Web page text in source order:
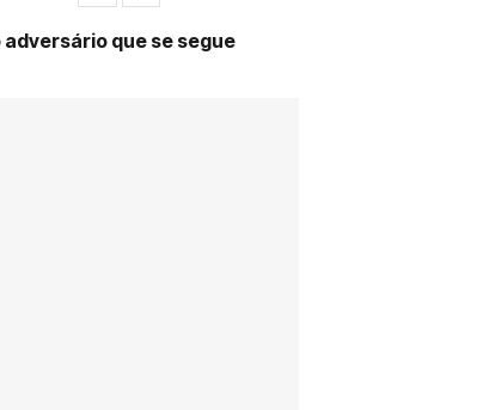
adversário que se segue